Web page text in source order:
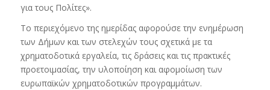
για τους Πολίτες».
Το περιεχόμενο της ημερίδας αφορούσε την ενημέρωση
των Δήμων και των στελεχών τους σχετικά με τα
χρηματοδοτικά εργαλεία, τις δράσεις και τις πρακτικές
προετοιμασίας, την υλοποίηση και αφομοίωση των
ευρωπαϊκών χρηματοδοτικών προγραμμάτων.